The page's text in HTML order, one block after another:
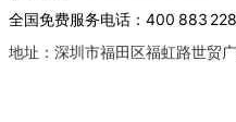
全国免费服务电话：400 883
地址：深圳市福田区福虹路世贸